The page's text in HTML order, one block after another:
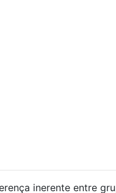
inerente entre